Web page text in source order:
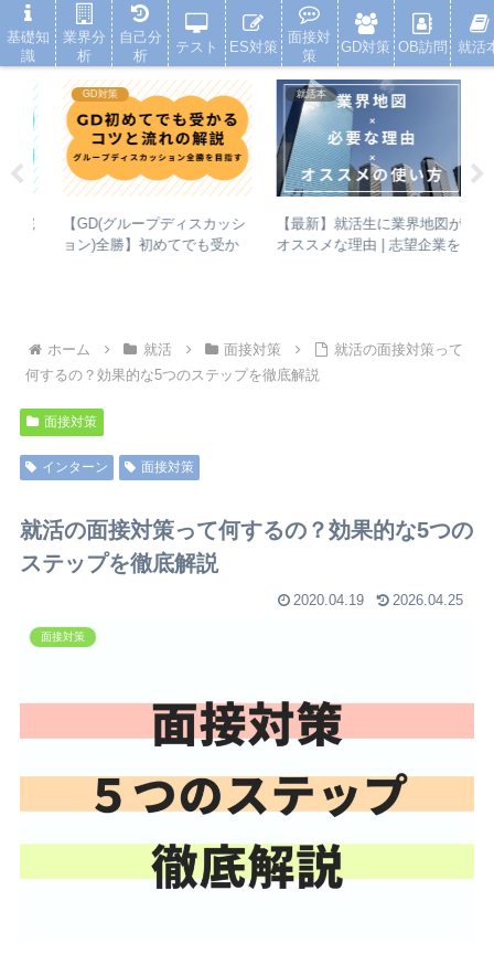
就活浪人した経験が、キャリアを変えた
GD対策
【GD(グループディスカッシ
ョン)全勝】初めてでも受か
就活本
【最新】就活生に業界地図が
オススメな理由 | 志望企業を
ホーム 就活 面接対策
就活の面接対策って
何するの？効果的な5つのステップを徹底解説
面接対策
インターン 面接対策
就活の面接対策って何するの？効果的な5つの
ステップを徹底解説
2020.04.19 2026.04.25
面接対策
基礎知
識
業界分
析
自己分
析
テスト ES対策
面接対
策
GD対策 OB訪問 就活